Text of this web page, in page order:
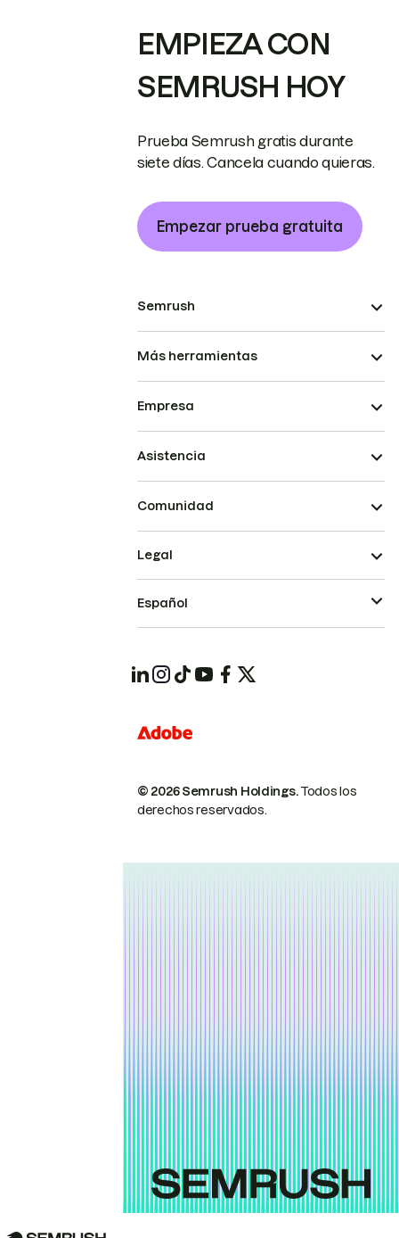
EMPIEZA CON
SEMRUSH HOY
Prueba Semrush gratis durante
siete días. Cancela cuando quieras.
Empezar prueba gratuita
Semrush
Más herramientas
Empresa
Asistencia
Comunidad
© 2026 Semrush Holdings.Todos los
derechos reservados.
Legal
Español